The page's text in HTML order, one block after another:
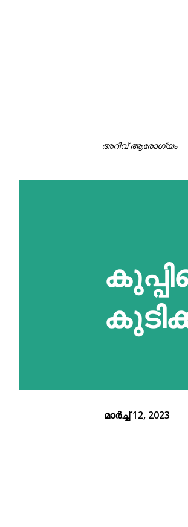
അറിവ് ആരോഗ്യം
മാർച്ച് 12, 2023